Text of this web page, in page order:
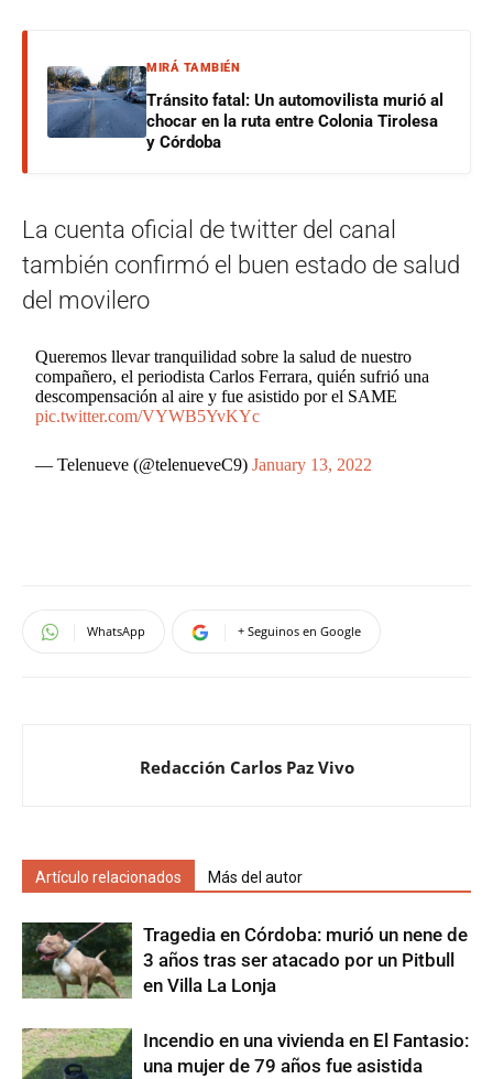
MIRÁ TAMBIÉN
Tránsito fatal: Un automovilista murió al
chocar en la ruta entre Colonia Tirolesa
y Córdoba
La cuenta oficial de twitter del canal
también confirmó el buen estado de salud
del movilero
Queremos llevar tranquilidad sobre la salud de nuestro
compañero, el periodista Carlos Ferrara, quién sufrió una
descompensación al aire y fue asistido por el SAME
pic.twitter.com/VYWB5YvKYc
— Telenueve (@telenueveC9)January 13, 2022
WhatsApp + Seguinos en Google
Redacción Carlos Paz Vivo
Artículo relacionados Más del autor
Tragedia en Córdoba: murió un nene de
3 años tras ser atacado por un Pitbull
en Villa La Lonja
Incendio en una vivienda en El Fantasio:
una mujer de 79 años fue asistida